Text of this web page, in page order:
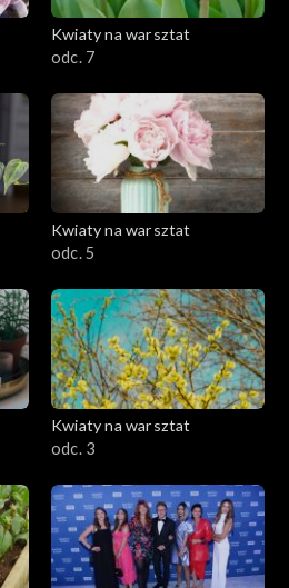
Kwiaty na warsztat
odc. 7
Kwiaty na warsztat
odc. 5
Kwiaty na warsztat
odc. 3